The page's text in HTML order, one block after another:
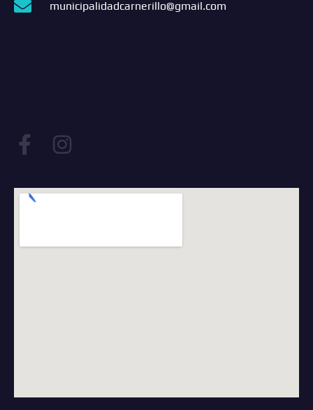
municipalidadcarnerillo@gmail.com